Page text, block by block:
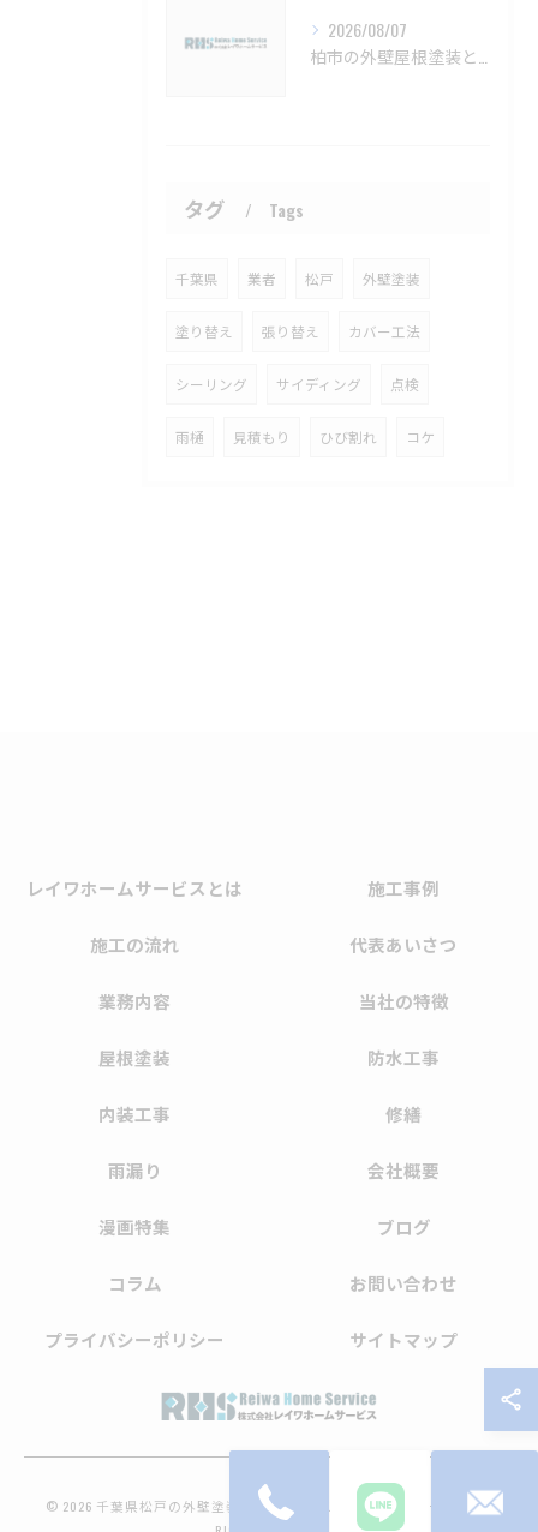
2026/08/07
タグ Tags
千葉県 業者 松戸 外壁塗装
塗り替え 張り替え カバー工法
シーリング サイディング 点検
雨樋 見積もり ひび割れ コケ
レイワホームサービスとは 施工事例
施工の流れ 代表あいさつ
業務内容 当社の特徴
屋根塗装 防水工事
内装工事 修繕
雨漏り 会社概要
漫画特集 ブログ
コラム お問い合わせ
プライバシーポリシー サイトマップ
© 2026 千葉県松戸の外壁塗装なら株式会社レイワホームサービス ALL